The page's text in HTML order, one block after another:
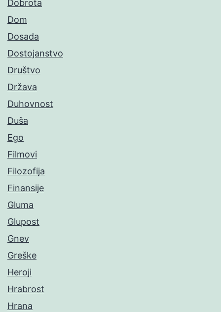
Dobrota
Dom
Dosada
Dostojanstvo
Društvo
Država
Duhovnost
Duša
Ego
Filmovi
Filozofija
Finansije
Gluma
Glupost
Gnev
Greške
Heroji
Hrabrost
Hrana